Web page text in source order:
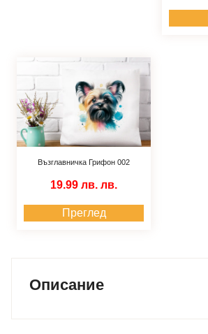
Възглавничка Грифон 002
19.99 лв. лв.
Преглед
Описание